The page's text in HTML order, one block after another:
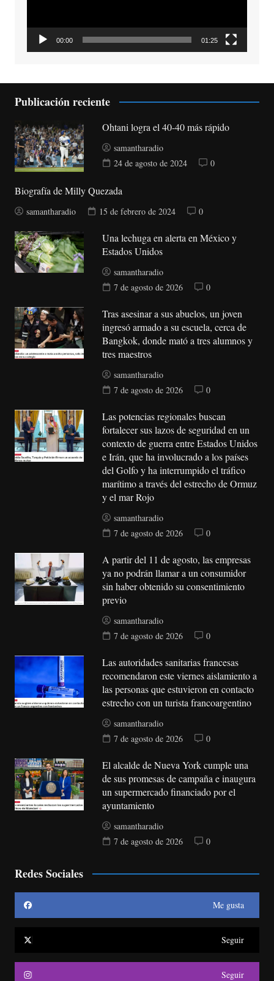
00:00 01:25
Publicación reciente
Ohtani logra el 40-40 más rápido
samantharadio
24 de agosto de 2024
0
Biografía de Milly Quezada
samantharadio 15 de febrero de 2024 0
Una lechuga en alerta en México y
Estados Unidos
samantharadio
7 de agosto de 2026
0
Tras asesinar a sus abuelos, un joven
ingresó armado a su escuela, cerca de
Bangkok, donde mató a tres alumnos y
tres maestros
samantharadio
7 de agosto de 2026
0
Las potencias regionales buscan
fortalecer sus lazos de seguridad en un
contexto de guerra entre Estados Unidos
e Irán, que ha involucrado a los países
del Golfo y ha interrumpido el tráfico
marítimo a través del estrecho de Ormuz
y el mar Rojo
samantharadio
7 de agosto de 2026
0
A partir del 11 de agosto, las empresas
ya no podrán llamar a un consumidor
sin haber obtenido su consentimiento
previo
samantharadio
7 de agosto de 2026
0
Las autoridades sanitarias francesas
recomendaron este viernes aislamiento a
las personas que estuvieron en contacto
estrecho con un turista francoargentino
samantharadio
7 de agosto de 2026
0
El alcalde de Nueva York cumple una
de sus promesas de campaña e inaugura
un supermercado financiado por el
ayuntamiento
samantharadio
7 de agosto de 2026
0
Redes Sociales
Me gusta
Seguir
Seguir